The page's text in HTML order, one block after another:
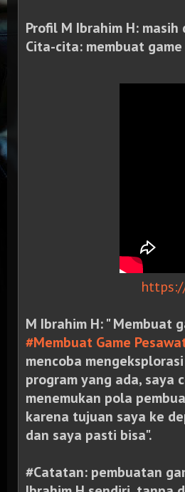
Profil M Ibrahim H: masih
Cita-cita: membuat game
M Ibrahim H: " Membuat
#Membuat Game
mencoba
program yang ada, saya
menemukan pola
karena tujuan saya ke
dan saya pasti bisa".
#Catatan: pembuatan